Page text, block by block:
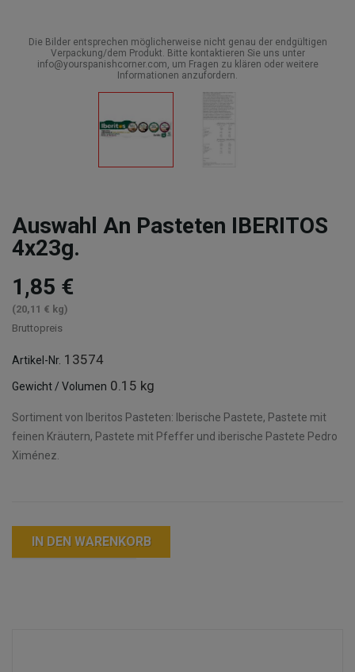
Die Bilder entsprechen möglicherweise nicht genau der endgültigen
Verpackung/dem Produkt. Bitte kontaktieren Sie uns unter
info@yourspanishcorner.com, um Fragen zu klären oder weitere
Informationen anzufordern.
Auswahl An Pasteten IBERITOS
4x23g.
1,85 €
(20,11 € kg)
Bruttopreis
Artikel-Nr. 13574
Gewicht / Volumen 0.15 kg
Sortiment von Iberitos Pasteten: Iberische Pastete, Pastete mit
feinen Kräutern, Pastete mit Pfeffer und iberische Pastete Pedro
Ximénez.
IN DEN WARENKORB